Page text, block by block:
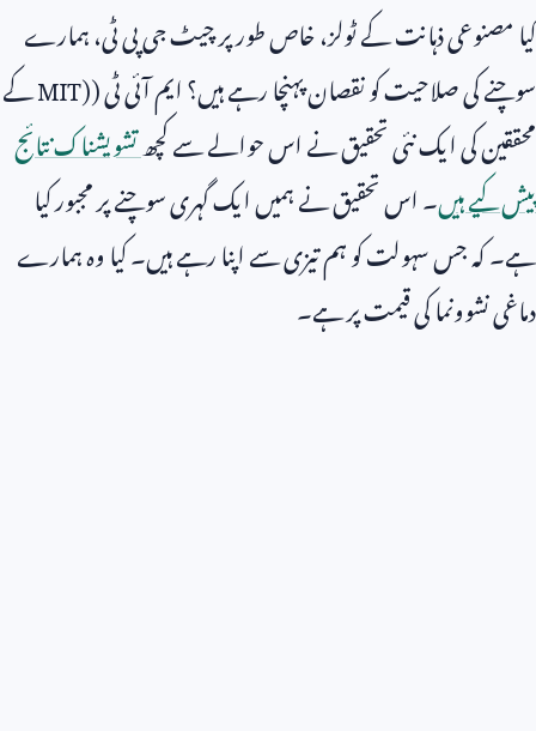
کیا مصنوعی ذہانت کے ٹولز، خاص طور پر چیٹ جی پی ٹی، ہمارے
سوچنے کی صلاحیت کو نقصان پہنچا رہے ہیں؟ ایم آئی ٹی (MIT)کے
محققین کی ایک نئی تحقیق نے اس حوالے سے کچھتشویشناک نتائج
پیش کیے ہیں۔ اس تحقیق نے ہمیں ایک گہری سوچنے پر مجبور کیا
ہے۔ کہ جس سہولت کو ہم تیزی سے اپنا رہے ہیں۔ کیا وہ ہمارے
دماغی نشوونما کی قیمت پر ہے۔